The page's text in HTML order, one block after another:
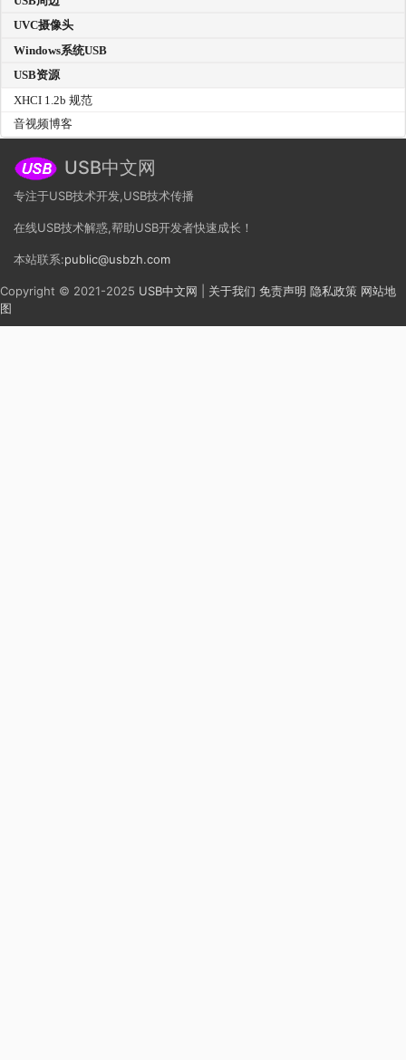
UVC摄像头
Windows系统USB
USB资源
XHCI 1.2b 规范
音视频博客
USB中文网
专注于USB技术开发,USB技术传播
在线USB技术解惑,帮助USB开发者快速成长！
本站联系:public@usbzh.com
Copyright © 2021-2025 USB中文网 关于我们 免责声明 隐私政策 网站地
图